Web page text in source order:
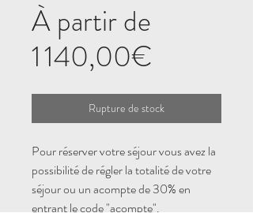
À partir de
1 140,00€
Rupture de stock
Pour réserver votre séjour vous avez la
possibilité de régler la totalité de votre
séjour ou un acompte de 30% en
entrant le code "acompte".